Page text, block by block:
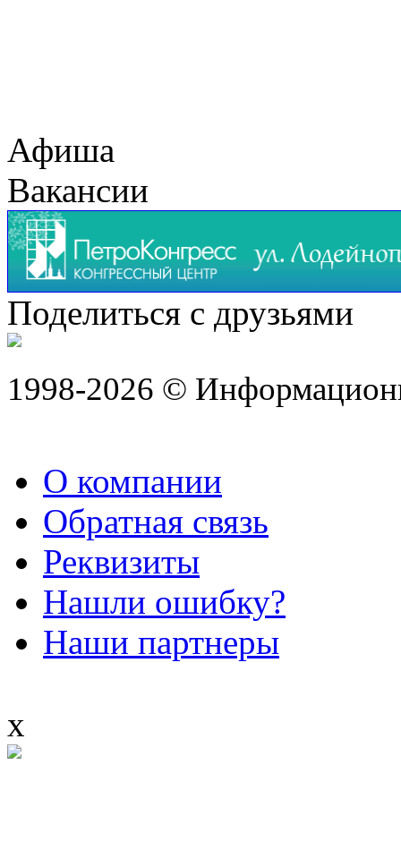
Афиша
Вакансии
Поделиться с друзьями
1998-2026 ©
О компании
Обратная связь
Реквизиты
Нашли ошибку?
Наши партнеры
x